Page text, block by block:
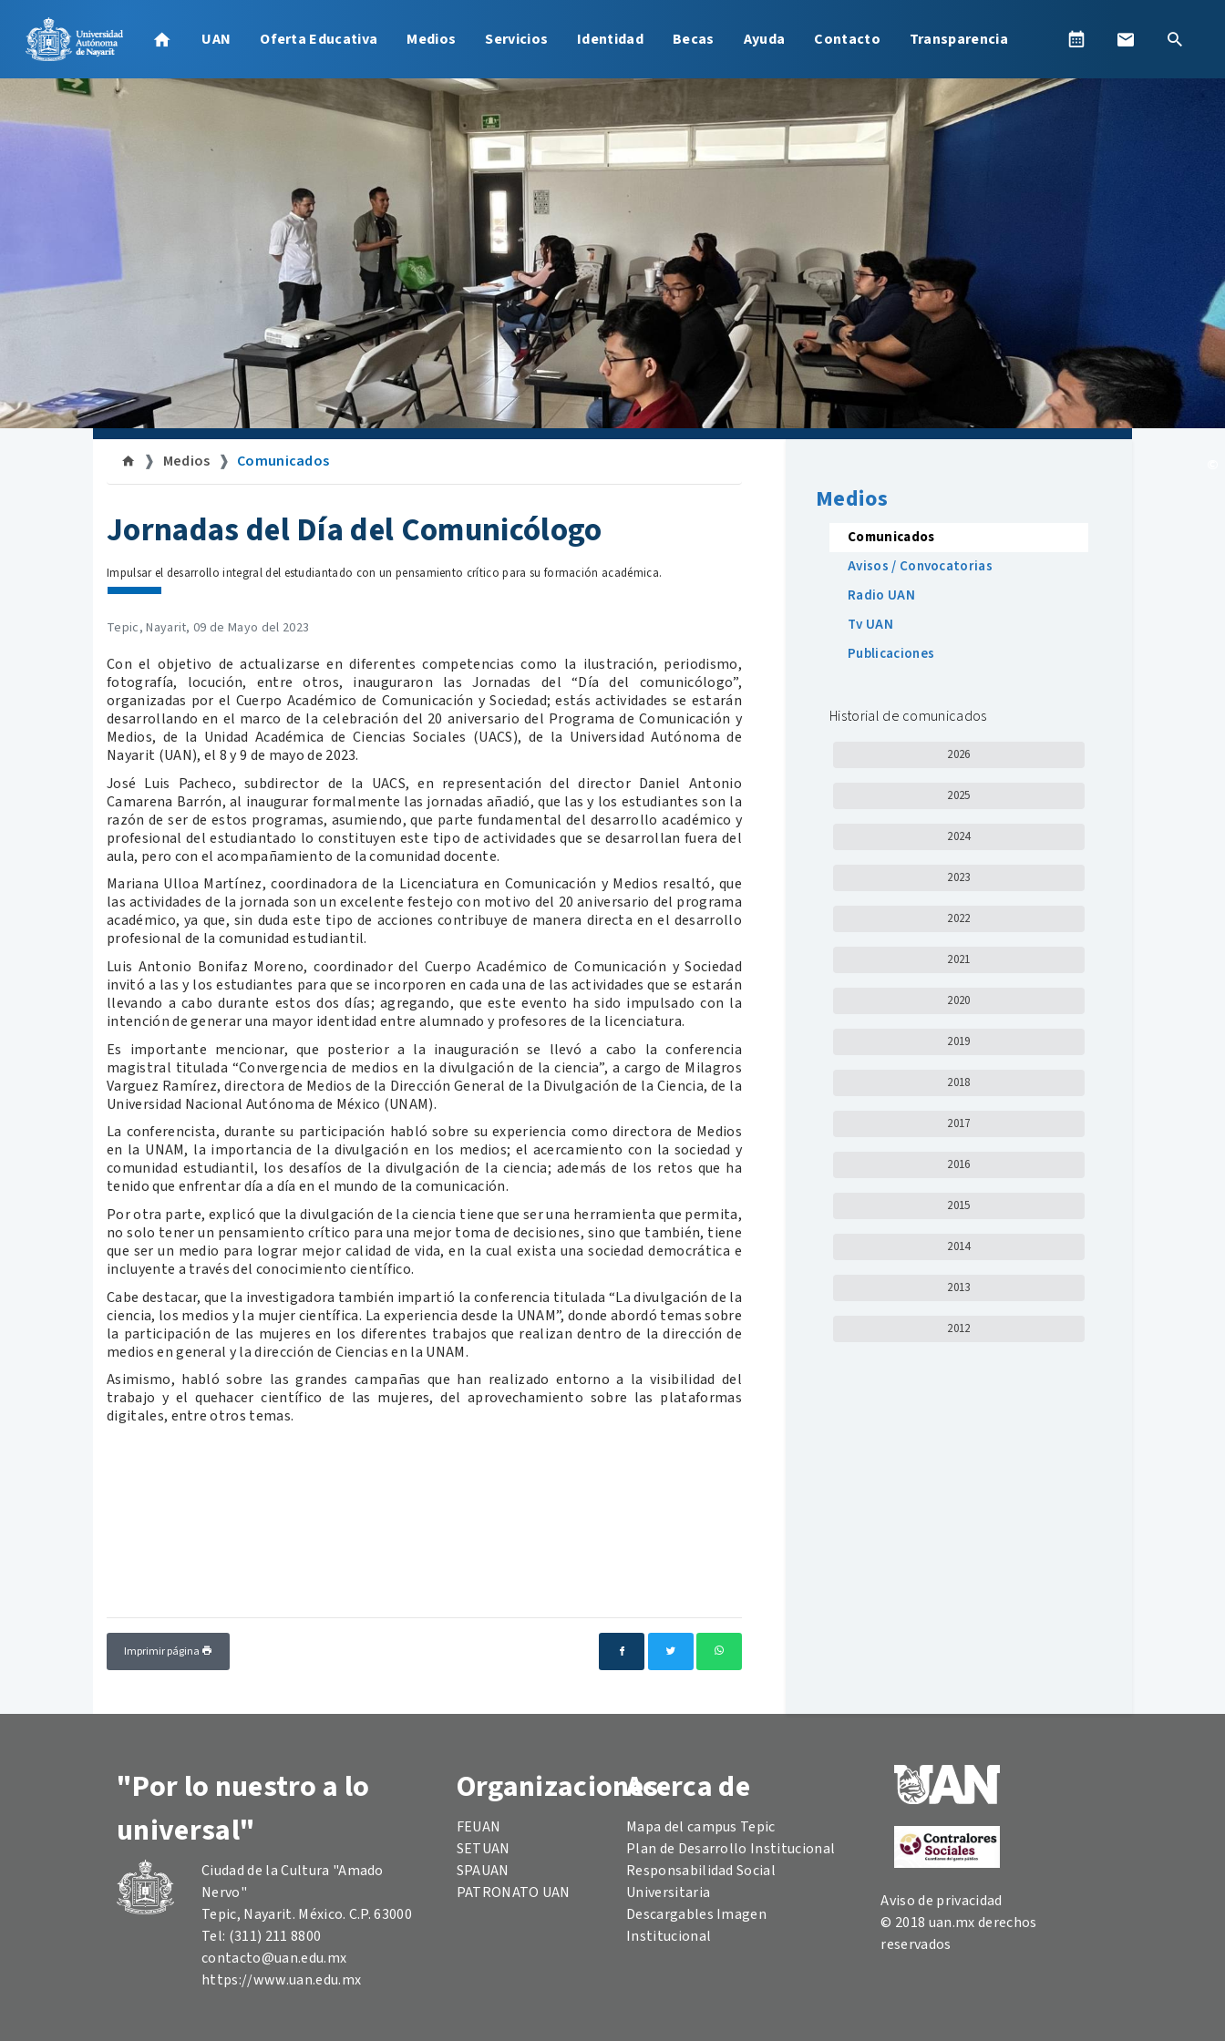
UAN Oferta Educativa Medios Servicios Identidad Becas Ayuda Contacto Transparencia
Medios Comunicados
Jornadas del Día del Comunicólogo
Impulsar el desarrollo integral del estudiantado con un pensamiento crítico para su formación académica.
Tepic, Nayarit, 09 de Mayo del 2023
Con el objetivo de actualizarse en diferentes competencias como la ilustración, periodismo,
fotografía, locución, entre otros, inauguraron las Jornadas del “Día del comunicólogo”,
organizadas por el Cuerpo Académico de Comunicación y Sociedad; estás actividades se estarán
desarrollando en el marco de la celebración del 20 aniversario del Programa de Comunicación y
Medios, de la Unidad Académica de Ciencias Sociales (UACS), de la Universidad Autónoma de
Nayarit (UAN), el 8 y 9 de mayo de 2023.
José Luis Pacheco, subdirector de la UACS, en representación del director Daniel Antonio
Camarena Barrón, al inaugurar formalmente las jornadas añadió, que las y los estudiantes son la
razón de ser de estos programas, asumiendo, que parte fundamental del desarrollo académico y
profesional del estudiantado lo constituyen este tipo de actividades que se desarrollan fuera del
aula, pero con el acompañamiento de la comunidad docente.
Mariana Ulloa Martínez, coordinadora de la Licenciatura en Comunicación y Medios resaltó, que
las actividades de la jornada son un excelente festejo con motivo del 20 aniversario del programa
académico, ya que, sin duda este tipo de acciones contribuye de manera directa en el desarrollo
profesional de la comunidad estudiantil.
Luis Antonio Bonifaz Moreno, coordinador del Cuerpo Académico de Comunicación y Sociedad
invitó a las y los estudiantes para que se incorporen en cada una de las actividades que se estarán
llevando a cabo durante estos dos días; agregando, que este evento ha sido impulsado con la
intención de generar una mayor identidad entre alumnado y profesores de la licenciatura.
Es importante mencionar, que posterior a la inauguración se llevó a cabo la conferencia
magistral titulada “Convergencia de medios en la divulgación de la ciencia”, a cargo de Milagros
Varguez Ramírez, directora de Medios de la Dirección General de la Divulgación de la Ciencia, de la
Universidad Nacional Autónoma de México (UNAM).
La conferencista, durante su participación habló sobre su experiencia como directora de Medios
en la UNAM, la importancia de la divulgación en los medios; el acercamiento con la sociedad y
comunidad estudiantil, los desafíos de la divulgación de la ciencia; además de los retos que ha
tenido que enfrentar día a día en el mundo de la comunicación.
Por otra parte, explicó que la divulgación de la ciencia tiene que ser una herramienta que permita,
no solo tener un pensamiento crítico para una mejor toma de decisiones, sino que también, tiene
que ser un medio para lograr mejor calidad de vida, en la cual exista una sociedad democrática e
incluyente a través del conocimiento científico.
Cabe destacar, que la investigadora también impartió la conferencia titulada “La divulgación de la
ciencia, los medios y la mujer científica. La experiencia desde la UNAM”, donde abordó temas sobre
la participación de las mujeres en los diferentes trabajos que realizan dentro de la dirección de
medios en general y la dirección de Ciencias en la UNAM.
Asimismo, habló sobre las grandes campañas que han realizado entorno a la visibilidad del
trabajo y el quehacer científico de las mujeres, del aprovechamiento sobre las plataformas
digitales, entre otros temas.
Imprimir página
Medios
Comunicados
Avisos / Convocatorias
Radio UAN
Tv UAN
Publicaciones
Historial de comunicados
2026
2025
2024
2023
2022
2021
2020
2019
2018
2017
2016
2015
2014
2013
2012
"Por lo nuestro a lo
universal"
Ciudad de la Cultura "Amado
Nervo"
Tepic, Nayarit. México. C.P. 63000
Tel: (311) 211 8800
contacto@uan.edu.mx
https://www.uan.edu.mx
Organizaciones
FEUAN
SETUAN
SPAUAN
PATRONATO UAN
Acerca de
Mapa del campus Tepic
Plan de Desarrollo Institucional
Responsabilidad Social
Universitaria
Descargables Imagen
Institucional
Aviso de privacidad
© 2018 uan.mx derechos
reservados